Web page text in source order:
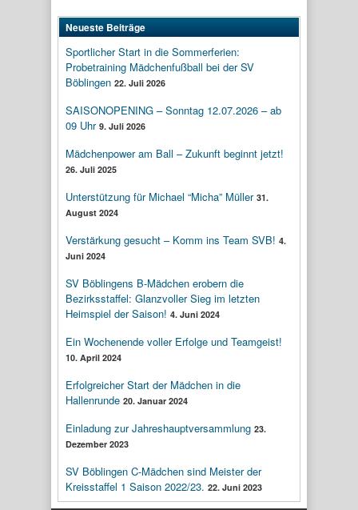
Neueste Beiträge
Sportlicher Start in die Sommerferien:
Probetraining Mädchenfußball bei der SV
Böblingen 22. Juli 2026
SAISONOPENING – Sonntag 12.07.2026 – ab
09 Uhr 9. Juli 2026
Mädchenpower am Ball – Zukunft beginnt jetzt!
26. Juli 2025
Unterstützung für Michael “Micha” Müller 31.
August 2024
Verstärkung gesucht – Komm ins Team SVB! 4.
Juni 2024
SV Böblingens B-Mädchen erobern die
Bezirksstaffel: Glanzvoller Sieg im letzten
Heimspiel der Saison! 4. Juni 2024
Ein Wochenende voller Erfolge und Teamgeist!
10. April 2024
Erfolgreicher Start der Mädchen in die
Hallenrunde 20. Januar 2024
Einladung zur Jahreshauptversammlung 23.
Dezember 2023
SV Böblingen C-Mädchen sind Meister der
Kreisstaffel 1 Saison 2022/23. 22. Juni 2023